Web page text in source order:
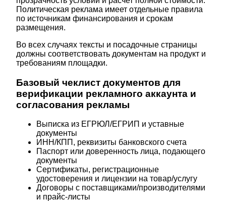
Политическая реклама имеет отдельные правила
по источникам финансирования и срокам
размещения.
Во всех случаях тексты и посадочные страницы
должны соответствовать документам на продукт и
требованиям площадки.
Базовый чеклист документов для
верификации рекламного аккаунта и
согласования рекламы
Выписка из ЕГРЮЛ/ЕГРИП и уставные
документы
ИНН/КПП, реквизиты банковского счета
Паспорт или доверенность лица, подающего
документы
Сертификаты, регистрационные
удостоверения и лицензии на товар/услугу
Договоры с поставщиками/производителями
и прайс-листы